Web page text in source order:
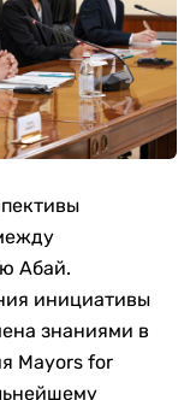
Абай.
инициативы
знаниями в
Mayors for